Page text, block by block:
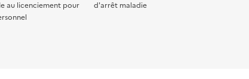
au licenciement pour
d'arrêt maladie